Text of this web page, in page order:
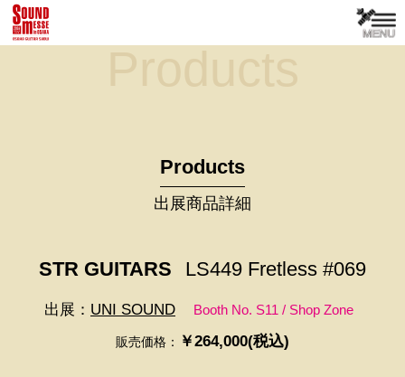
Products
Products
出展商品詳細
STR GUITARS LS449 Fretless #069
出展： UNI SOUND Booth No. S11 / Shop Zone
販売価格： ￥264,000(税込)